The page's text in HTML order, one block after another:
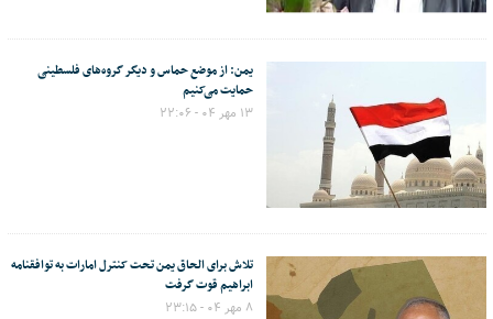
یمن: از موضع حماس و دیگر گروه‌های فلسطینی
حمایت می‌کنیم
۱۳ مهر ۰۴ - ۲۲:۰۶
تلاش برای الحاق یمن تحت کنترل امارات به توافقنامه
ابراهیم قوت گرفت
۸ مهر ۰۴ - ۲۳:۱۵